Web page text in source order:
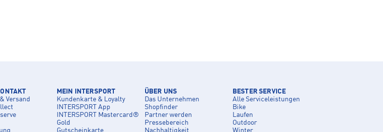
Versand
MEIN INTERSPORT
Kundenkarte & Loyalty
INTERSPORT App
INTERSPORT Mastercard®
Gold
Gutscheinkarte
ÜBER UNS
Das Unternehmen
Shopfinder
Partner werden
Pressebereich
Nachhaltigkeit
BESTER SERVICE
Alle Serviceleistungen
Bike
Laufen
Outdoor
Winter